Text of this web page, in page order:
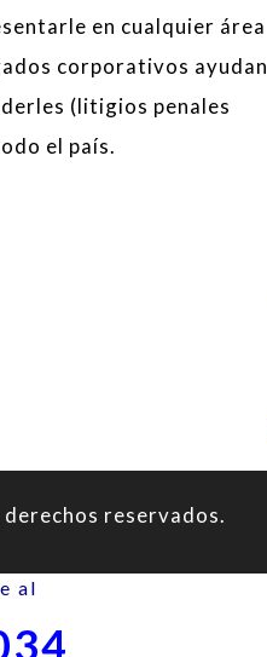
en cualquier área
corporativos ayudan
(litigios penales
el país.
reservados.
al